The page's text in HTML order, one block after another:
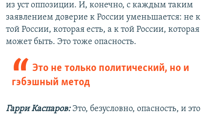
из уст оппозиции. И, конечно, с каждым таким
заявлением доверие к России уменьшается: не к
той России, которая есть, а к той России, которая
может быть. Это тоже опасность.
Это не только политический, но и
гэбэшный метод
Гарри Каспаров: Это, безусловно, опасность, и это